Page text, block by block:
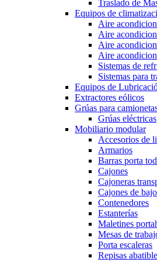
Traslado de
Equipos de
Aire
Aire
Aire
Aire
Sistemas de
Sistemas para
Equipos de
Extractores eólicos
Grúas para
Grúas eléctricas
Mobiliario modular
Accesorios de
Armarios
Barras porta
Cajones
Cajoneras
Cajones de
Contenedores
Estanterías
Maletines
Mesas de
Porta escaleras
Repisas